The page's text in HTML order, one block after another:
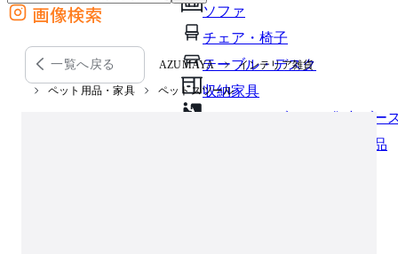
ソファ
チェア・椅子
テーブル・デスク
収納家具
パーソナルブース・集中ブー
オフィスアクセサリー・備品
外部サイトの商品をカートに追加
他のサイトで見つけた商品ページのURLを貼り付けて、カートに追加できます
画像検索
一覧へ戻る AZUMAYA インテリア雑貨
ペット用品・家具 ペットスツール